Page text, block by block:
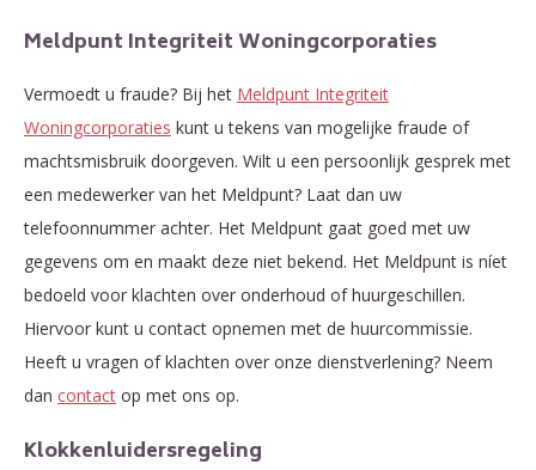
Meldpunt Integriteit Woningcorporaties
Vermoedt u fraude? Bij het Meldpunt Integriteit
Woningcorporaties kunt u tekens van mogelijke fraude of
machtsmisbruik doorgeven. Wilt u een persoonlijk gesprek met
een medewerker van het Meldpunt? Laat dan uw
telefoonnummer achter. Het Meldpunt gaat goed met uw
gegevens om en maakt deze niet bekend. Het Meldpunt is níet
bedoeld voor klachten over onderhoud of huurgeschillen.
Hiervoor kunt u contact opnemen met de huurcommissie.
Heeft u vragen of klachten over onze dienstverlening? Neem
dan contact op met ons op.
Klokkenluidersregeling